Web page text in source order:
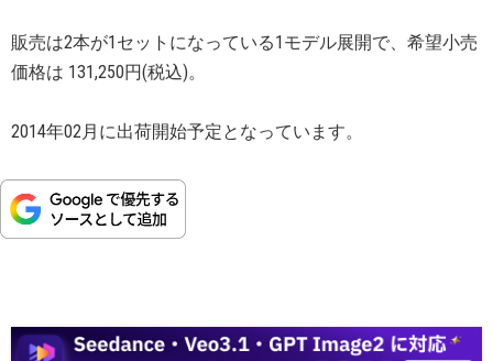
販売は2本が1セットになっている1モデル展開で、希望小売
価格は 131,250円(税込)。
2014年02月に出荷開始予定となっています。